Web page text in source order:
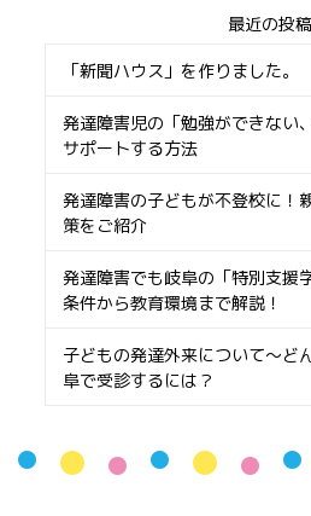
最近の投稿
「新聞ハウス」を作りました。
発達障害児の「勉強ができない
サポートする方法
発達障害の子どもが不登校に！
策をご紹介
発達障害でも岐阜の「特別支援
条件から教育環境まで解説！
子どもの発達外来について〜ど
阜で受診するには？